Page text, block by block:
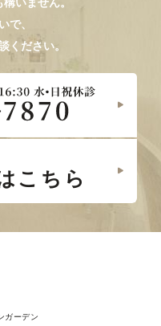
いません。
で、
ください。
ガーデン